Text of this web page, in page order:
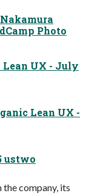
Photo
Lean UX - July
ustwo
company, its